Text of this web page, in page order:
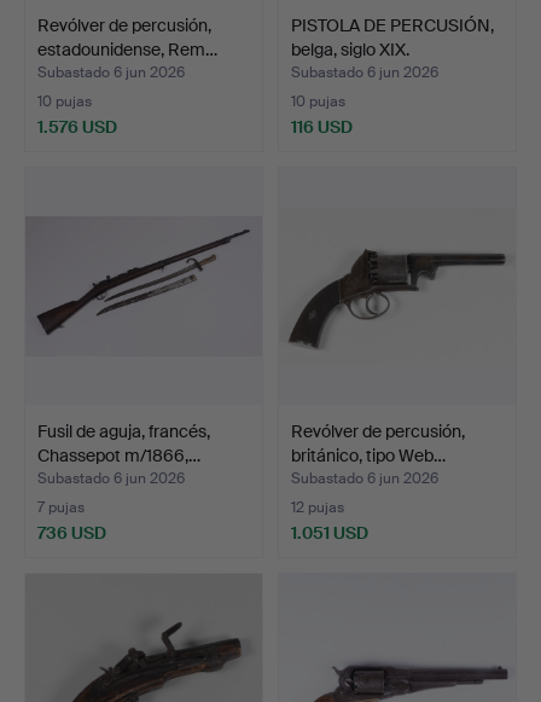
Revólver de percusión,
estadounidense, Rem…
Subastado 6 jun 2026
10 pujas
1.576 USD
PISTOLA DE PERCUSIÓN,
belga, siglo XIX.
Subastado 6 jun 2026
10 pujas
116 USD
Fusil de aguja, francés,
Chassepot m/1866,…
Subastado 6 jun 2026
7 pujas
736 USD
Revólver de percusión,
británico, tipo Web…
Subastado 6 jun 2026
12 pujas
1.051 USD